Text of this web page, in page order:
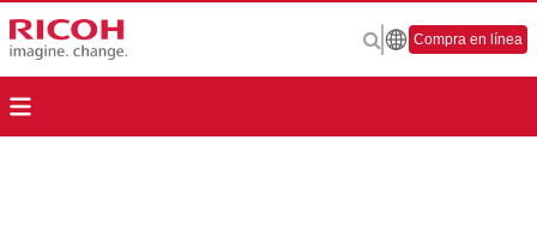
Compra en línea